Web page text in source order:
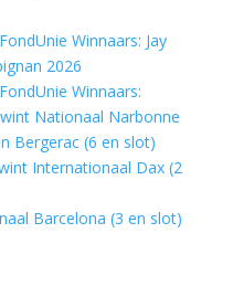
Winnaars: Jay
2026
Winnaars:
Nationaal Narbonne
Bergerac (6 en slot)
Internationaal Dax (2
Barcelona (3 en slot)